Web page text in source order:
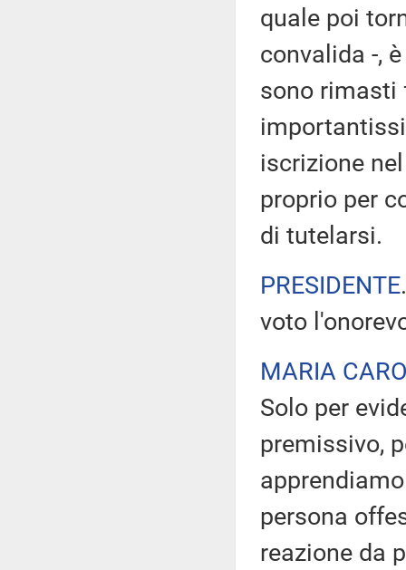
quale poi
convalida -,
sono rimasti
iscrizione
proprio per
di tutelarsi.
PRESIDENTE
voto
MARIA
Solo per
premissivo,
persona
reazione da